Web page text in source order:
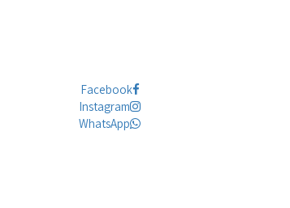
Facebook
Instagram
WhatsApp